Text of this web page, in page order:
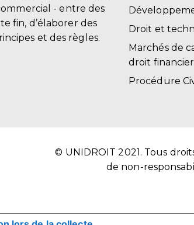
- entre des
fin, d’élaborer des
et des règles.
Droit et
Marchés de
droit financier
Procédure
© UNIDROIT 2021. Tous
de non-